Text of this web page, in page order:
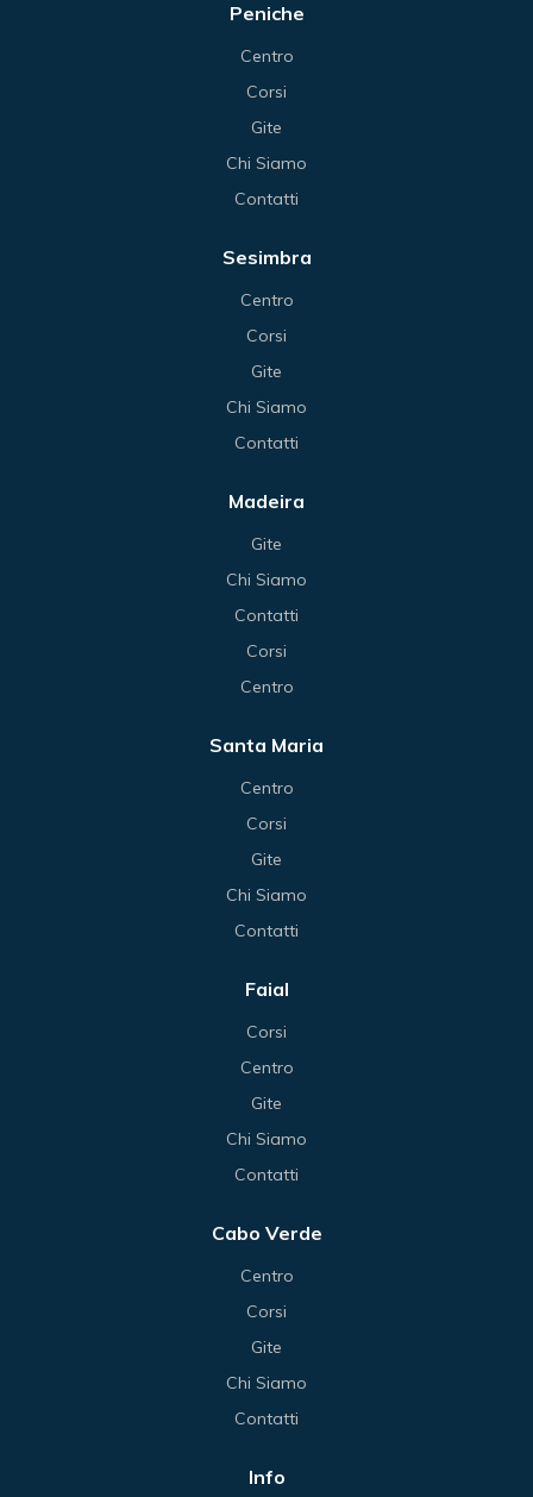
Peniche
Centro
Corsi
Gite
Chi Siamo
Contatti
Sesimbra
Centro
Corsi
Gite
Chi Siamo
Contatti
Madeira
Gite
Chi Siamo
Contatti
Corsi
Centro
Santa Maria
Centro
Corsi
Gite
Chi Siamo
Contatti
Faial
Corsi
Centro
Gite
Chi Siamo
Contatti
Cabo Verde
Centro
Corsi
Gite
Chi Siamo
Contatti
Info